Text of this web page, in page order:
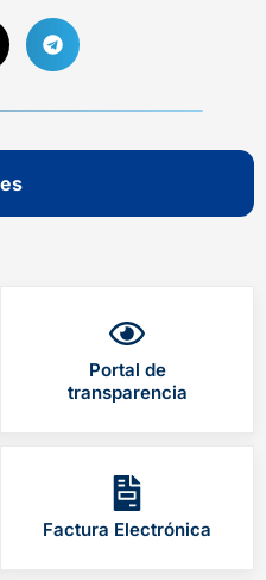
Portal de
transparencia
Factura Electrónica